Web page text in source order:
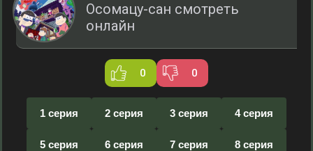
Осомацу-сан смотреть
онлайн
0 0
1 серия 2 серия 3 серия 4 серия
5 серия 6 серия 7 серия 8 серия